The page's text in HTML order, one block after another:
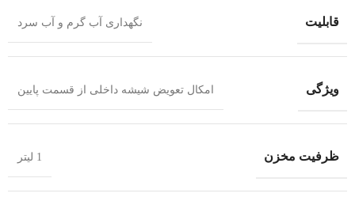
قابلیت نگهداری آب گرم و آب سرد
ویژگی امکال تعویض شیشه داخلی از قسمت پایین
ظرفیت مخزن 1 لیتر